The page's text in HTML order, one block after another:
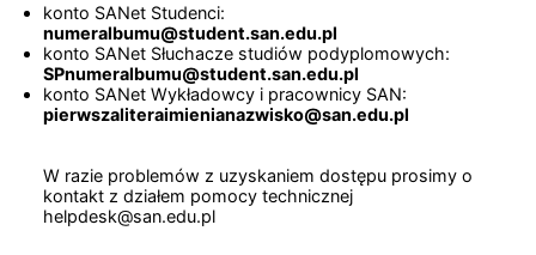
konto SANet Studenci:
numeralbumu@student.san.edu.pl
konto SANet Słuchacze studiów podyplomowych:
SPnumeralbumu@student.san.edu.pl
konto SANet Wykładowcy i pracownicy SAN:
pierwszaliteraimienianazwisko@san.edu.pl
W razie problemów z uzyskaniem dostępu prosimy o
kontakt z działem pomocy technicznej
helpdesk@san.edu.pl